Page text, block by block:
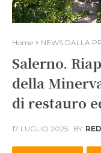
Home NEWS DALLA
Salerno.
della
di restauro
17 LUGLIO 2025 BY